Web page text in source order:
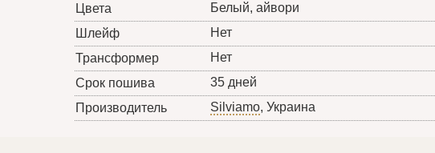
Цвета
Белый, айвори
Шлейф
Нет
Трансформер
Нет
Срок пошива
35 дней
Производитель
Silviamo, Украина